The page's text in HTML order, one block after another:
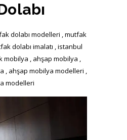
dolabı modelleri , mutfak
dolabı imalatı , istanbul
mobilya , ahşap mobilya ,
, ahşap mobilya modelleri ,
modelleri